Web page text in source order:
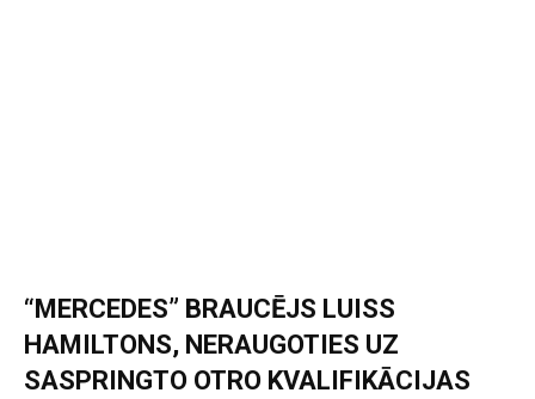
“MERCEDES” BRAUCĒJS LUISS
HAMILTONS, NERAUGOTIES UZ
SASPRINGTO OTRO KVALIFIKĀCIJAS